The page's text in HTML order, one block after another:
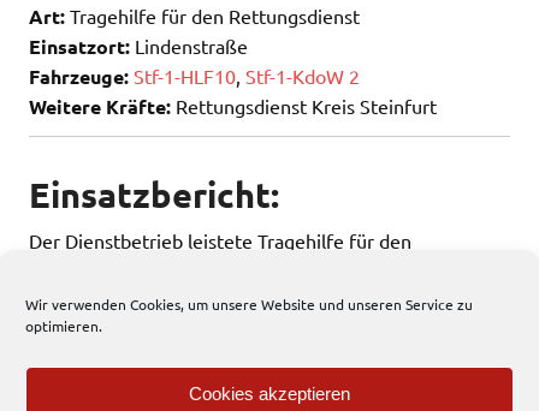
Wir verwenden Cookies, um unsere Website und unseren Service zu
optimieren.
Cookies akzeptieren
Art: Tragehilfe für den Rettungsdienst
Einsatzort: Lindenstraße
Fahrzeuge: Stf-1-HLF10 Stf-1-KdoW 2
Weitere Kräfte: Rettungsdienst Kreis Steinfurt
Einsatzbericht:
Der Dienstbetrieb leistete Tragehilfe für den
254 total views